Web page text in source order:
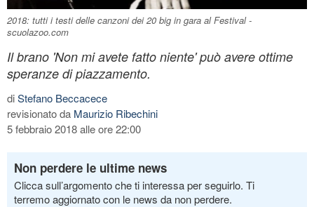
2018: tutti i testi delle canzoni dei 20 big in gara al Festival -
scuolazoo.com
Il brano 'Non mi avete fatto niente' può avere ottime
speranze di piazzamento.
diStefano Beccacece
revisionato da Maurizio Ribechini
5 febbraio 2018 alle ore 22:00
Non perdere le ultime news
Clicca sull’argomento che ti interessa per seguirlo. Ti
terremo aggiornato con le news da non perdere.